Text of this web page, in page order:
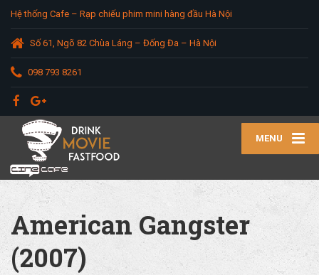
Hệ thống Cafe – Rạp chiếu phim mini hàng đầu Hà Nội
Số 61, Ngõ 82 Chùa Láng – Đống Đa – Hà Nội
098 793 8261
MENU
American Gangster
(2007)